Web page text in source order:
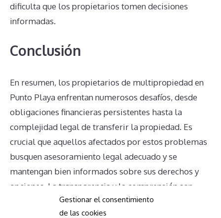
Gestionar el consentimiento
de las cookies
dificulta que los propietarios tomen decisiones
informadas.
Conclusión
En resumen, los propietarios de multipropiedad en
Punto Playa enfrentan numerosos desafíos, desde
obligaciones financieras persistentes hasta la
complejidad legal de transferir la propiedad. Es
crucial que aquellos afectados por estos problemas
busquen asesoramiento legal adecuado y se
mantengan bien informados sobre sus derechos y
opciones. La transparencia y la comprensión son
claves para navegar por este complejo ámbito de la
multipropiedad.